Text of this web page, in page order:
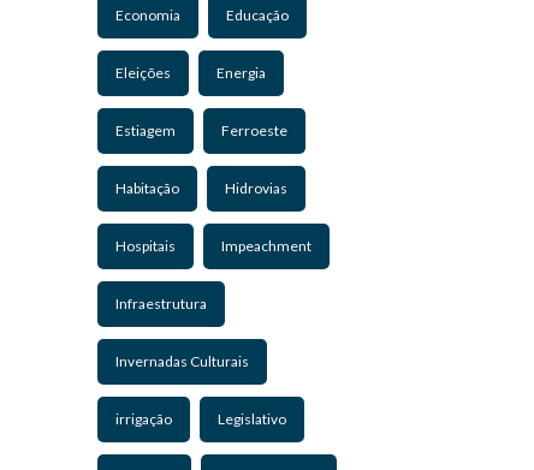
Economia Educação
Eleições Energia
Estiagem Ferroeste
Habitação Hidrovias
Hospitais Impeachment
Infraestrutura
Invernadas Culturais
irrigação Legislativo